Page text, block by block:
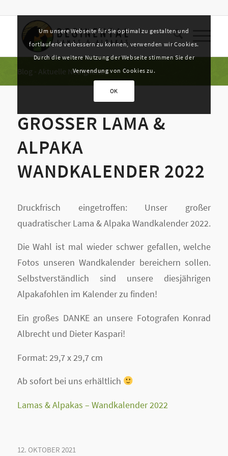
Blog - Aktuelle Neuigkeiten
GROSSER LAMA & A
LPAKA W
ANDKALENDER 2022
Druckfrisch eingetroffen: Unser großer
quadratischer Lama & Alpaka Wandkalender 2022.
Die Wahl ist mal wieder schwer gefallen, welche
Fotos unseren Wandkalender bereichern sollen.
Selbstverständlich sind unsere diesjährigen
Alpakafohlen im Kalender zu finden!
Ein großes DANKE an unsere Fotografen Konrad
Albrecht und Dieter Kaspari!
Format: 29,7 x 29,7 cm
Ab sofort bei uns erhältlich
Lamas & Alpakas – Wandkalender 2022
12. OKTOBER 2021
Um unsere Webseite für Sie optimal zu gestalten und
fortlaufend verbessern zu können, verwenden wir Cookies.
Durch die weitere Nutzung der Webseite stimmen Sie der
Verwendung von Cookies zu.
OK